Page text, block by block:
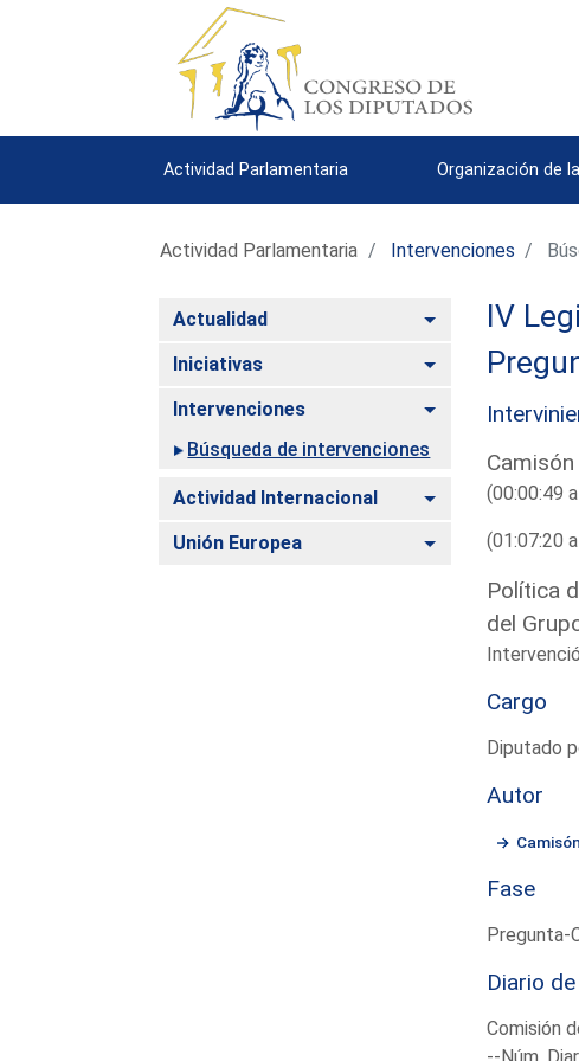
Actividad Parlamentaria Organización de
Actividad Parlamentaria Intervenciones
Actualidad Alternar
Iniciativas Alternar
Intervenciones
Alternar
Búsqueda de intervenciones
Actividad Internacional Alternar
Unión Europea Alternar
IV
(00:00:49
(01:07:20
Política
del
Cargo
Diputado
Autor
Fase
Pregunta-
Diario
Comisión
--Núm.